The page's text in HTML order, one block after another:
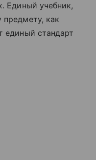
Единый учебник,
как
единый стандарт